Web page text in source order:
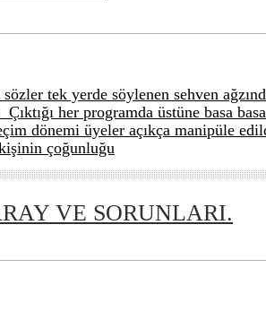
tek yerde söylenen sehven
her programda üstüne basa basa
dönemi üyeler açıkça manipüle
çoğunluğu
VE SORUNLARI.